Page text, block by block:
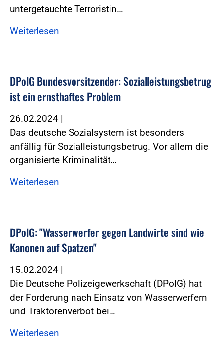
untergetauchte Terroristin…
Weiterlesen
DPolG Bundesvorsitzender: Sozialleistungsbetrug
ist ein ernsthaftes Problem
26.02.2024 |
Das deutsche Sozialsystem ist besonders
anfällig für Sozialleistungsbetrug. Vor allem die
organisierte Kriminalität…
Weiterlesen
DPolG: "Wasserwerfer gegen Landwirte sind wie
Kanonen auf Spatzen"
15.02.2024 |
Die Deutsche Polizeigewerkschaft (DPolG) hat
der Forderung nach Einsatz von Wasserwerfern
und Traktorenverbot bei…
Weiterlesen